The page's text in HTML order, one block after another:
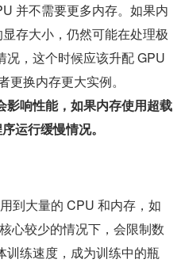
并不需要更多内存。如果内
存大小，仍然可能在处理极
况，这个时候应该升配 GPU
换内存更大实例。
影响性能，如果内存使用超载
运行缓慢情况。
到大量的 CPU 和内存，如
心较少的情况下，会限制数
训练速度，成为训练中的瓶